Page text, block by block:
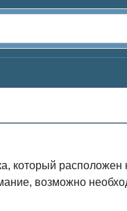
который расположен
возможно